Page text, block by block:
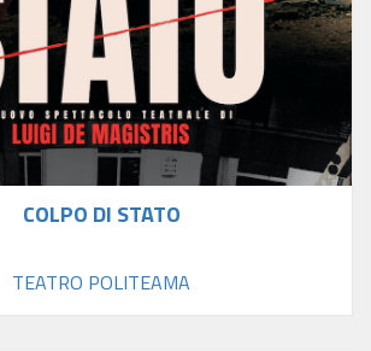
COLPO DI STATO
TEATRO POLITEAMA